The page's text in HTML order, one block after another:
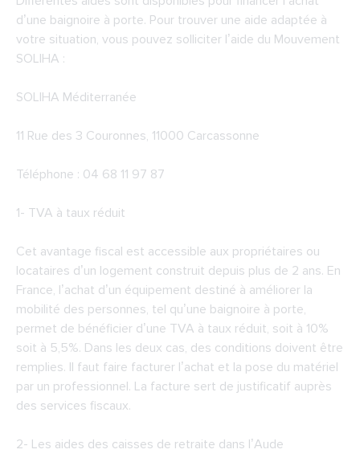
d’une baignoire à porte. Pour trouver une aide adaptée à
votre situation, vous pouvez solliciter l’aide du Mouvement
SOLIHA :
SOLIHA Méditerranée
11 Rue des 3 Couronnes, 11000 Carcassonne
Téléphone : 04 68 11 97 87
1- TVA à taux réduit
Cet avantage fiscal est accessible aux propriétaires ou
locataires d’un logement construit depuis plus de 2 ans. En
France, l’achat d’un équipement destiné à améliorer la
mobilité des personnes, tel qu’une baignoire à porte,
permet de bénéficier d’une TVA à taux réduit, soit à 10%
soit à 5,5%. Dans les deux cas, des conditions doivent être
remplies. Il faut faire facturer l’achat et la pose du matériel
par un professionnel. La facture sert de justificatif auprès
des services fiscaux.
2- Les aides des caisses de retraite dans l’Aude